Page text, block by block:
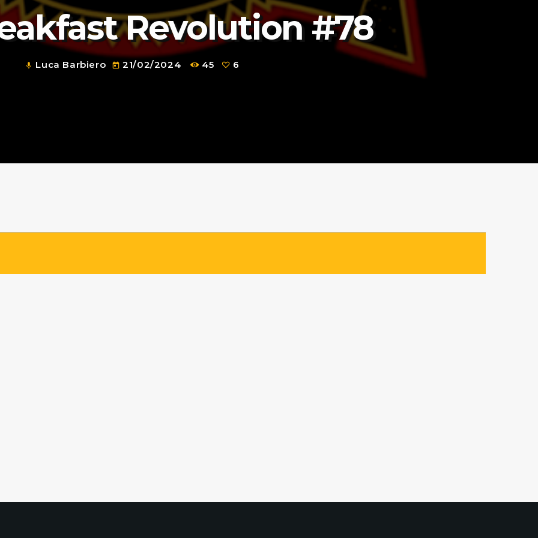
Revolution #78
mic Luca Barbiero today 21/02/2024 45 6